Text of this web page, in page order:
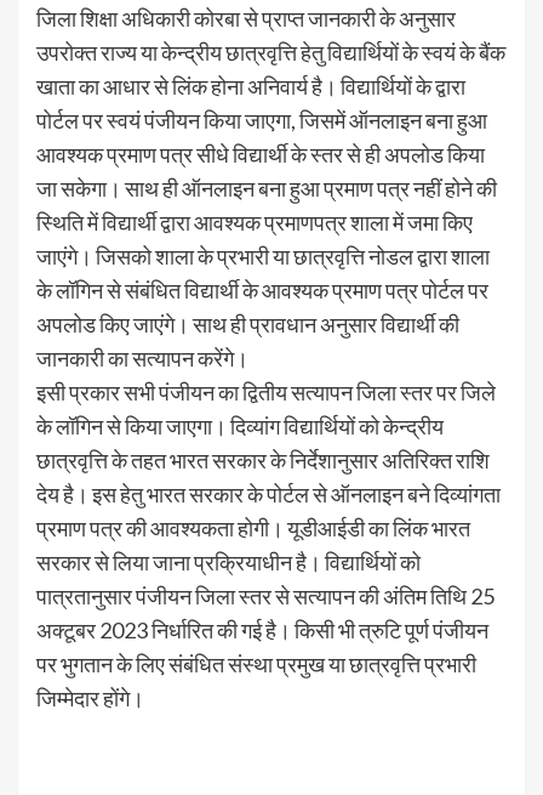
जिला शिक्षा अधिकारी कोरबा से प्राप्त जानकारी के अनुसार
उपरोक्त राज्य या केन्द्रीय छात्रवृत्ति हेतु विद्यार्थियों के स्वयं के बैंक
खाता का आधार से लिंक होना अनिवार्य है। विद्यार्थियों के द्वारा
पोर्टल पर स्वयं पंजीयन किया जाएगा, जिसमें ऑनलाइन बना हुआ
आवश्यक प्रमाण पत्र सीधे विद्यार्थी के स्तर से ही अपलोड किया
जा सकेगा। साथ ही ऑनलाइन बना हुआ प्रमाण पत्र नहीं होने की
स्थिति में विद्यार्थी द्वारा आवश्यक प्रमाणपत्र शाला में जमा किए
जाएंगे। जिसको शाला के प्रभारी या छात्रवृत्ति नोडल द्वारा शाला
के लॉगिन से संबंधित विद्यार्थी के आवश्यक प्रमाण पत्र पोर्टल पर
अपलोड किए जाएंगे। साथ ही प्रावधान अनुसार विद्यार्थी की
जानकारी का सत्यापन करेंगे।
इसी प्रकार सभी पंजीयन का द्वितीय सत्यापन जिला स्तर पर जिले
के लॉगिन से किया जाएगा। दिव्यांग विद्यार्थियों को केन्द्रीय
छात्रवृत्ति के तहत भारत सरकार के निर्देशानुसार अतिरिक्त राशि
देय है। इस हेतु भारत सरकार के पोर्टल से ऑनलाइन बने दिव्यांगता
प्रमाण पत्र की आवश्यकता होगी। यूडीआईडी का लिंक भारत
सरकार से लिया जाना प्रक्रियाधीन है। विद्यार्थियों को
पात्रतानुसार पंजीयन जिला स्तर से सत्यापन की अंतिम तिथि 25
अक्टूबर 2023 निर्धारित की गई है। किसी भी त्रुटि पूर्ण पंजीयन
पर भुगतान के लिए संबंधित संस्था प्रमुख या छात्रवृत्ति प्रभारी
जिम्मेदार होंगे।